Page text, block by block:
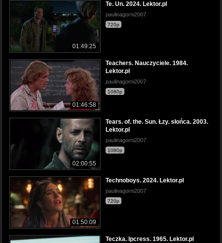
01:49:25
Te. Un. 2024. Lektor.pl
paulinagorni2007
720p
01:46:58
Teachers. Nauczyciele. 1984.
Lektor.pl
paulinagorni2007
1080p
02:00:55
Tears. of. the. Sun. Łzy. słońca. 2003.
Lektor.pl
paulinagorni2007
1080p
01:50:09
Technoboys. 2024. Lektor.pl
paulinagorni2007
720p
Teczka. Ipcress. 1965. Lektor.pl